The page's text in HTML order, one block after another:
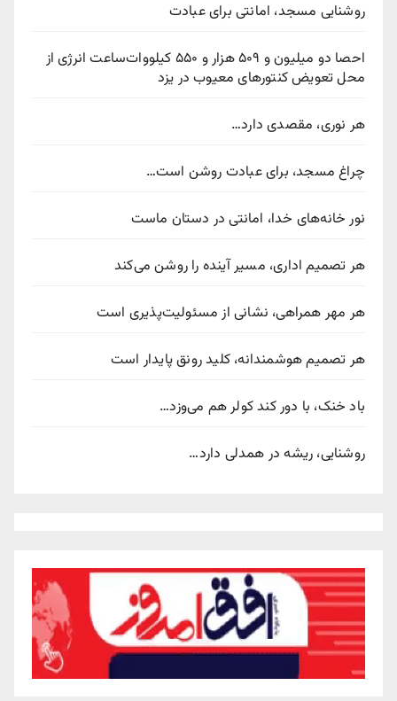
روشنایی مسجد، امانتی برای عبادت
احصا دو میلیون و ۵۰۹ هزار و ۵۵۰ کیلووات‌ساعت انرژی از
محل تعویض کنتورهای معیوب در یزد
هر نوری، مقصدی دارد…
چراغ مسجد، برای عبادت روشن است…
نور خانه‌های خدا، امانتی در دستان ماست
هر تصمیم اداری، مسیر آینده را روشن می‌کند
هر مهر همراهی، نشانی از مسئولیت‌پذیری است
هر تصمیم هوشمندانه، کلید رونق پایدار است
باد خنک، با دور کند کولر هم می‌وزد…
روشنایی، ریشه در همدلی دارد…